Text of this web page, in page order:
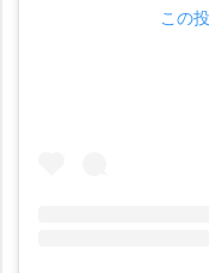
この